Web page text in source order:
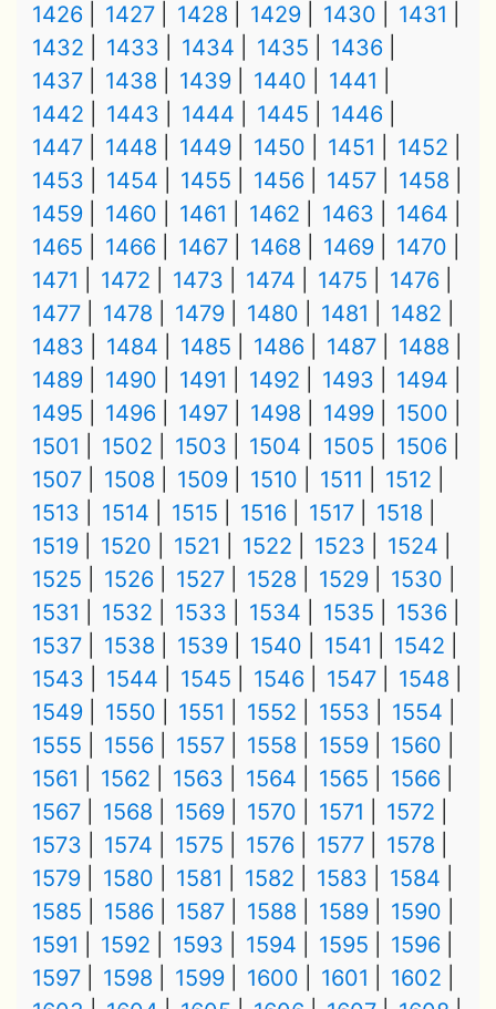
1426
1427 1428 1429 1430
1431
1432
1433 1434 1435
1436
1437
1438 1439 1440
1441
1442
1443 1444 1445
1446
1447
1448 1449 1450 1451
1452
1453
1454 1455 1456 1457
1458
1459
1460 1461 1462 1463
1464
1465
1466 1467 1468 1469
1470
1471
1472 1473 1474 1475
1476
1477
1478 1479 1480 1481
1482
1483
1484 1485 1486 1487
1488
1489
1490 1491 1492 1493
1494
1495
1496 1497 1498 1499
1500
1501
1502 1503 1504 1505
1506
1507
1508 1509 1510 1511
1512
1513
1514 1515 1516 1517
1518
1519
1520 1521 1522 1523
1524
1525
1526 1527 1528 1529
1530
1531
1532 1533 1534 1535
1536
1537
1538 1539 1540 1541
1542
1543
1544 1545 1546 1547
1548
1549
1550 1551 1552 1553
1554
1555
1556 1557 1558 1559
1560
1561
1562 1563 1564 1565
1566
1567
1568 1569 1570 1571
1572
1573
1574 1575 1576 1577
1578
1579
1580 1581 1582 1583
1584
1585
1586 1587 1588 1589
1590
1591
1592 1593 1594 1595
1596
1597
1598 1599 1600 1601
1602